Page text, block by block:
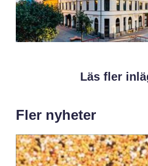
Läs fler
Fler nyheter